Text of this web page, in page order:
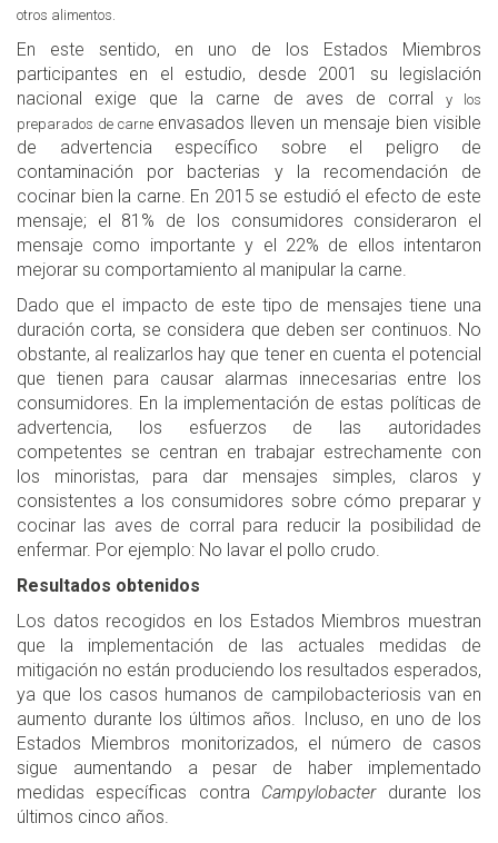
otros alimentos.
En este sentido, en uno de los Estados Miembros
participantes en el estudio, desde 2001 su legislación
nacional exige que la carne de aves de corral
y los
preparados de carne envasados lleven un mensaje bien visible
de advertencia específico sobre el peligro de
contaminación por bacterias y la recomendación de
cocinar bien la carne. En 2015 se estudió el efecto de este
mensaje; el 81% de los consumidores consideraron el
mensaje como importante y el 22% de ellos intentaron
mejorar su comportamiento al manipular la carne.
Dado que el impacto de este tipo de mensajes tiene una
duración corta, se considera que deben ser continuos. No
obstante, al realizarlos hay que tener en cuenta el potencial
que tienen para causar alarmas innecesarias entre los
consumidores. En la implementación de estas políticas de
advertencia, los esfuerzos de las autoridades
competentes se centran en trabajar estrechamente con
los minoristas, para dar mensajes simples, claros y
consistentes a los consumidores sobre cómo preparar y
cocinar las aves de corral para reducir la posibilidad de
enfermar. Por ejemplo: No lavar el pollo crudo.
Resultados obtenidos
Los datos recogidos en los Estados Miembros muestran
que la implementación de las actuales medidas de
mitigación no están produciendo los resultados esperados,
ya que los casos humanos de campilobacteriosis van en
aumento durante los últimos años. Incluso, en uno de los
Estados Miembros monitorizados, el número de casos
sigue aumentando a pesar de haber implementado
medidas específicas contra Campylobacter durante los
últimos cinco años.